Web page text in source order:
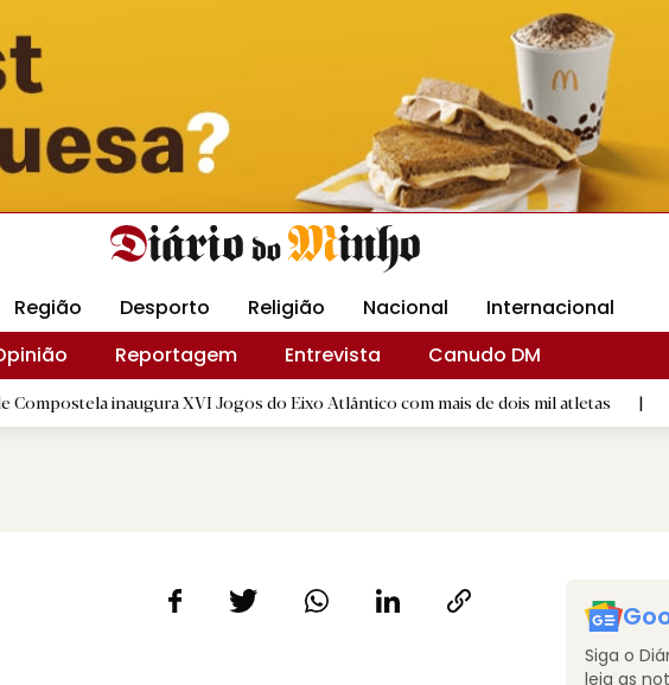
Revista Minha Gráfica DM Livraria DM Arquidiocese Braga
Região Desporto Religião Nacional
Internacional
Reportagem Entrevista Canudo DM
inaugura XVI Jogos do Eixo Atlântico com mais de dois mil atletas | D.
Siga o
leia as